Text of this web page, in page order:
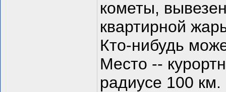
кометы,
квартирной
Кто-нибудь
Место --
радиусе 100 км.